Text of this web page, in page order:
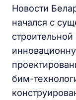
Новости
начался с
бим-